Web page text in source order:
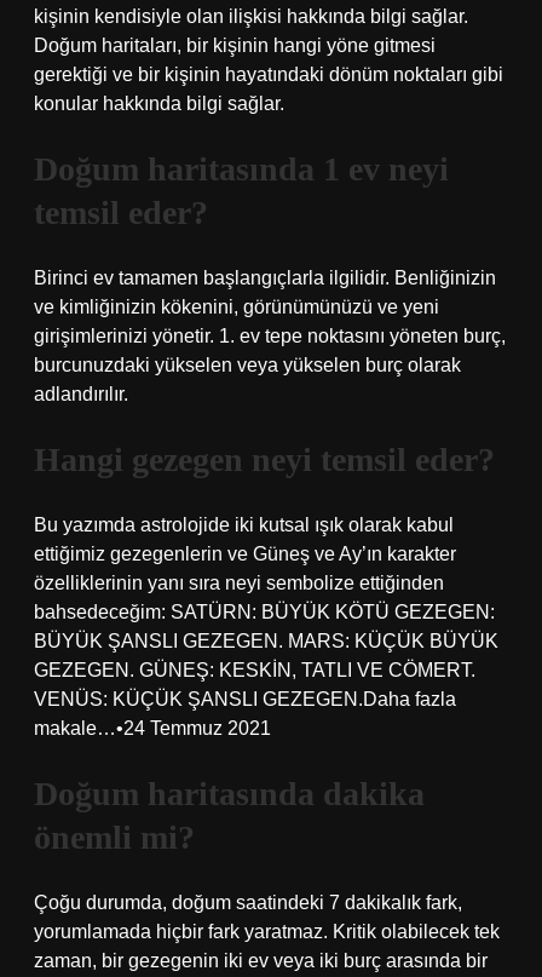
kişinin kendisiyle olan ilişkisi hakkında bilgi sağlar.
Doğum haritaları, bir kişinin hangi yöne gitmesi
gerektiği ve bir kişinin hayatındaki dönüm noktaları gibi
konular hakkında bilgi sağlar.
Doğum haritasında 1 ev neyi
temsil eder?
Birinci ev tamamen başlangıçlarla ilgilidir. Benliğinizin
ve kimliğinizin kökenini, görünümünüzü ve yeni
girişimlerinizi yönetir. 1. ev tepe noktasını yöneten burç,
burcunuzdaki yükselen veya yükselen burç olarak
adlandırılır.
Hangi gezegen neyi temsil eder?
Bu yazımda astrolojide iki kutsal ışık olarak kabul
ettiğimiz gezegenlerin ve Güneş ve Ay’ın karakter
özelliklerinin yanı sıra neyi sembolize ettiğinden
bahsedeceğim: SATÜRN: BÜYÜK KÖTÜ GEZEGEN:
BÜYÜK ŞANSLI GEZEGEN. MARS: KÜÇÜK BÜYÜK
GEZEGEN. GÜNEŞ: KESKİN, TATLI VE CÖMERT.
VENÜS: KÜÇÜK ŞANSLI GEZEGEN.Daha fazla
makale…•24 Temmuz 2021
Doğum haritasında dakika
önemli mi?
Çoğu durumda, doğum saatindeki 7 dakikalık fark,
yorumlamada hiçbir fark yaratmaz. Kritik olabilecek tek
zaman, bir gezegenin iki ev veya iki burç arasında bir